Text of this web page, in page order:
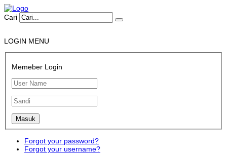
Cari
LOGIN MENU
Memeber Login
Forgot your password?
Forgot your username?